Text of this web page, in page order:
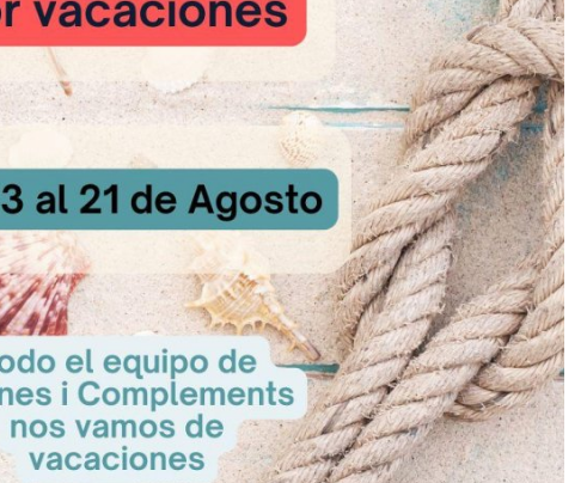
Sin Gluten - Vegano
Aromapaste de Mango
AROMAPASTE Mango. Preparado de
mango para la aromatización de...
A Consultar
Sin Gluten
​Aromapaste de Toffee
AROMAPASTE de ToffeePreparado
de caramelo toffee para la...
A Consultar
< 1 2 3 > de 39